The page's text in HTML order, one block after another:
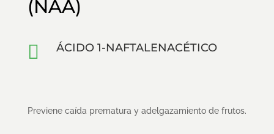
(NAA)
 ÁCIDO 1-NAFTALENACÉTICO
Previene caída prematura y adelgazamiento de frutos.